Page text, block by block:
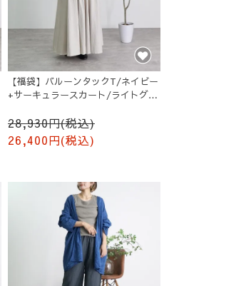
【福袋】バルーンタックT/ネイビー
+サーキュラースカート/ライトグレ
28,930円(税込)
26,400円(税込)